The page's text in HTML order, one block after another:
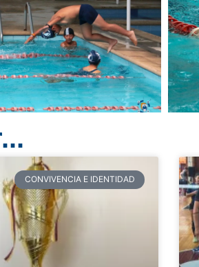
CONVIVENCIA E IDENTIDAD